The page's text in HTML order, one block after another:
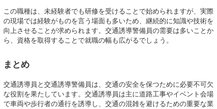
この職種は、未経験者でも研修を受けることで始められますが、実際
の現場では経験がものを言う場面も多いため、継続的に知識や技術を
向上させることが求められます。交通誘導警備員の需要は多いことか
ら、資格を取得することで就職の幅も広がるでしょう。
まとめ
交通誘導員と交通誘導警備員は、交通の安全を保つために必要不可欠
な役割を果たしています。交通誘導員は主に道路工事やイベント会場
で車両や歩行者の通行を誘導し、交通の混雑を避けるための重要な業